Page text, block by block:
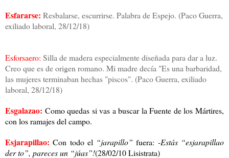
Esfararse: Resbalarse, escurrirse. Palabra de Espejo. (Paco Guerra,
exiliado laboral, 28/12/18)
Esforsaero: Silla de madera especialmente diseñada para dar a luz.
Creo que es de origen romano. Mi madre decía "Es una barbaridad,
las mujeres terminaban hechas "piscos". (Paco Guerra, exiliado
laboral, 28/12/18)
Esgalazao: Como quedas si vas a buscar la Fuente de los Mártires,
con los ramajes del campo.
Esjarapillao: Con todo el “jarapillo” fuera: -Estás “esjarapillao
der to”, pareces un “júas”!(28/02/10 Lisistrata)